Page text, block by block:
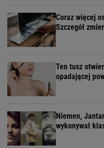
Coraz więcej
Szczegół
Ten tusz
opadającej
Niemen,
wykonywał